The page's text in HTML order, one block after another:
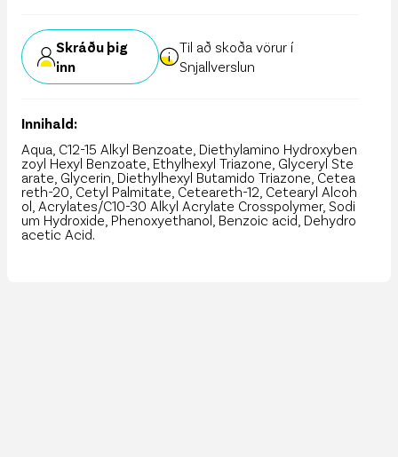
Skráðu þig
inn
Til að skoða vörur í
Snjallverslun
Innihald:
Aqua, C12-15 Alkyl Benzoate, Diethylamino Hydroxyben
zoyl Hexyl Benzoate, Ethylhexyl Triazone, Glyceryl Ste
arate, Glycerin, Diethylhexyl Butamido Triazone, Cetea
reth-20, Cetyl Palmitate, Ceteareth-12, Cetearyl Alcoh
ol, Acrylates/C10-30 Alkyl Acrylate Crosspolymer, Sodi
um Hydroxide, Phenoxyethanol, Benzoic acid, Dehydro
acetic Acid.